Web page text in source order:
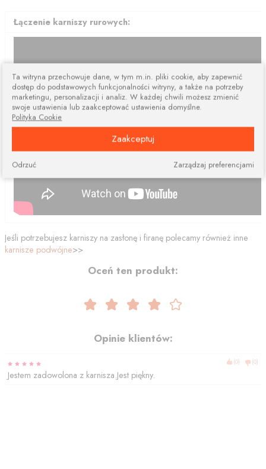
Łączenie karniszy rurowych:
Jeśli potrzebujesz karniszy na zasłonę i firanę polecamy również inne
karnisze podwójne>>
Oceń ten produkt:
Opinie klientów:
Jestem zadowolona z karnisza.Jest piękny.
(0) (0)
Ta witryna przechowuje dane, w tym m.in. pliki cookie, aby zapewnić
dostęp do podstawowych funkcjonalności witryny, a także na potrzeby
marketingu, personalizacji i analiz. W każdej chwili możesz zmienić
swoje ustawienia lub zaakceptować ustawienia domyślne.
Polityka Cookie
Zaakceptuj
Zarządzaj preferencjami
Odrzuć